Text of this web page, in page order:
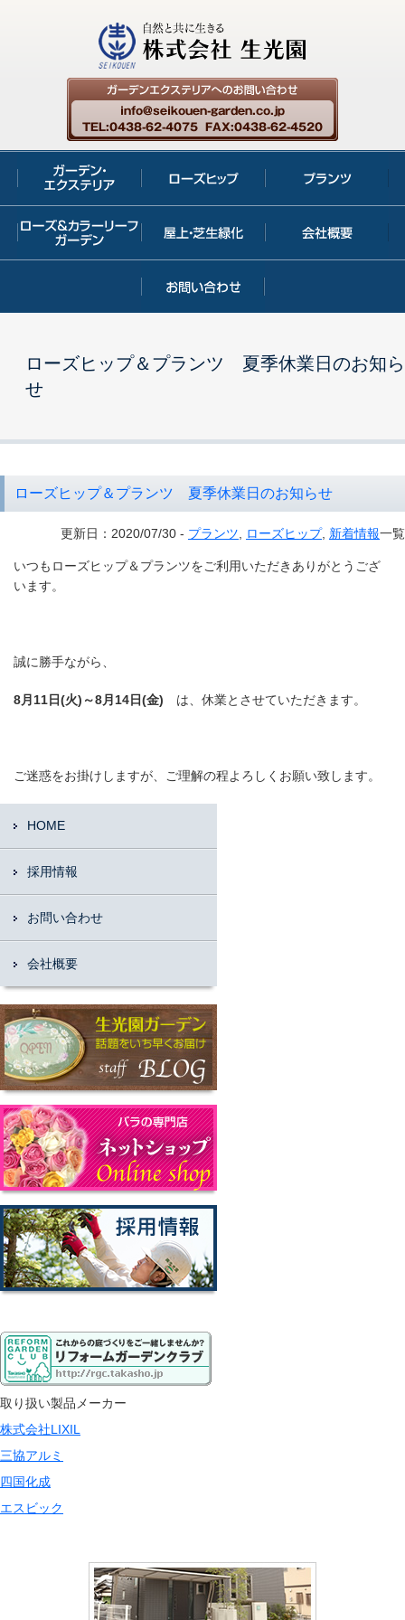
ローズヒップ＆プランツ 夏季休業日のお知ら
せ
ローズヒップ＆プランツ 夏季休業日のお知らせ
更新日：2020/07/30 - プランツ ローズヒップ, 新着情報一覧
いつもローズヒップ＆プランツをご利用いただきありがとうござ
います。
誠に勝手ながら、
8月11日(火)～8月14日(金) は、休業とさせていただきます。
ご迷惑をお掛けしますが、ご理解の程よろしくお願い致します。
HOME
採用情報
お問い合わせ
会社概要
取り扱い製品メーカー
株式会社LIXIL
三協アルミ
四国化成
エスビック